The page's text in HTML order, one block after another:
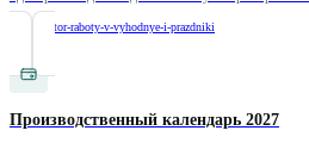
kalkulyator-raboty-v-vyhodnye-i-prazdniki
Производственный календарь 2027